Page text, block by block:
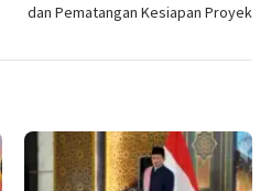
dan Pematangan Kesiapan Proyek